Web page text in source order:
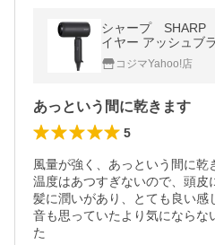
シャープ SHARP
イヤー アッシュブ
コジマYahoo!店
あっという間に乾きます
5
風量が強く、あっという間に乾
温度はあつすぎないので、頭皮
髪に潤いがあり、とても良い感
音も思っていたより気にならな
た